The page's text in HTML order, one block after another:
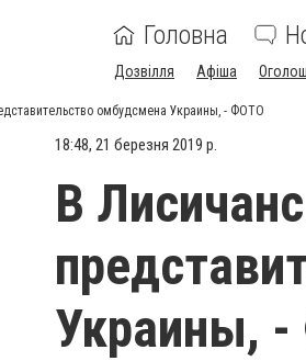
Головна
Дозвілля Афіша
омбудсмена Украины, - ФОТО
18:48, 21 березня 2019 р.
В
Украины,